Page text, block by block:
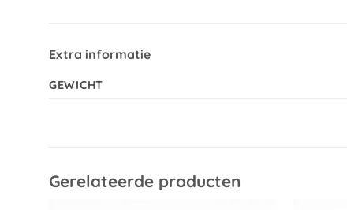
Extra informatie
GEWICHT
Gerelateerde producten